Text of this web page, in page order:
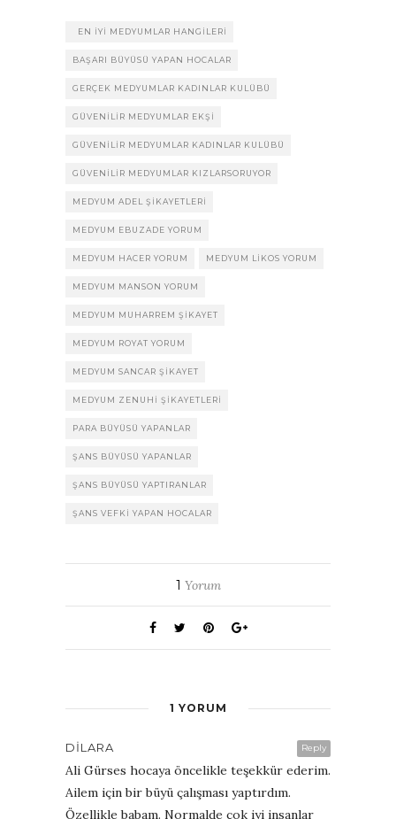
EN IYI MEDYUMLAR HANGILERI
BAŞARI BÜYÜSÜ YAPAN HOCALAR
GERÇEK MEDYUMLAR KADINLAR KULÜBÜ
GÜVENILIR MEDYUMLAR EKŞI
GÜVENILIR MEDYUMLAR KADINLAR KULÜBÜ
GÜVENILIR MEDYUMLAR KIZLARSORUYOR
MEDYUM ADEL ŞIKAYETLERI
MEDYUM EBUZADE YORUM
MEDYUM HACER YORUM MEDYUM LIKOS YORUM
MEDYUM MANSON YORUM
MEDYUM MUHARREM ŞIKAYET
MEDYUM ROYAT YORUM
MEDYUM SANCAR ŞIKAYET
MEDYUM ZENUHI ŞIKAYETLERI
PARA BÜYÜSÜ YAPANLAR
ŞANS BÜYÜSÜ YAPANLAR
ŞANS BÜYÜSÜ YAPTIRANLAR
ŞANS VEFKI YAPAN HOCALAR
1 Yorum
1 YORUM
Reply
DILARA
Ali Gürses hocaya öncelikle teşekkür ederim.
Ailem için bir büyü çalışması yaptırdım.
Özellikle babam. Normalde çok iyi insanlar